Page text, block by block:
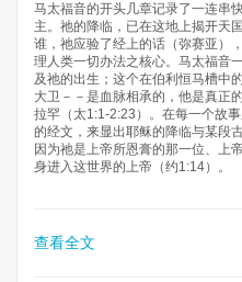
马太福音的开头几章记录了一连串
主。祂的降临，已在这地上揭开天
谁，祂应验了经上的话（弥赛亚）
理人类一切办法之核心。马太福音
及祂的出生；这个在伯利恒马槽中
大卫－－是血脉相承的，他是真正
拉罕（太1:1-2:23）。在每一个故
的经文，来显出耶稣的降临与某段
因为祂是上帝所恩膏的那一位、上
身进入这世界的上帝（约1:14）。
查看全文